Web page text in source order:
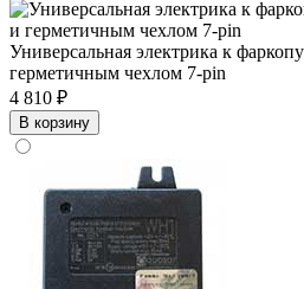
Универсальная электрика к
герметичным чехлом 7-pin
4 810 ₽
В корзину